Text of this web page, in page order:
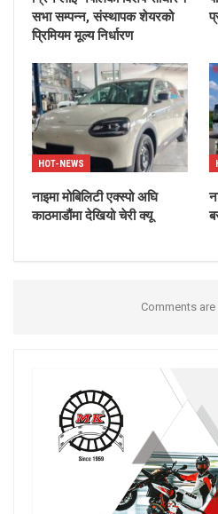
सभा सम्पन्न, संस्थापक शेयरको
प्रिमियम मूल्य निर्धारण
HOT-NEWS
नाइमा मोबिलिटी एक्स्पो अघि
काठमाडौंमा देखियो चेरी क्यू
Comments